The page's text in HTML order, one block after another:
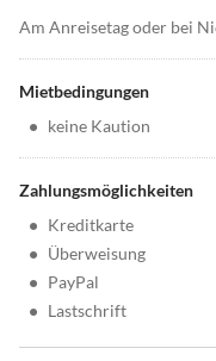
Am Anreisetag oder bei
Mietbedingungen
• keine Kaution
Zahlungsmöglichkeiten
• Kreditkarte
• Überweisung
• PayPal
• Lastschrift